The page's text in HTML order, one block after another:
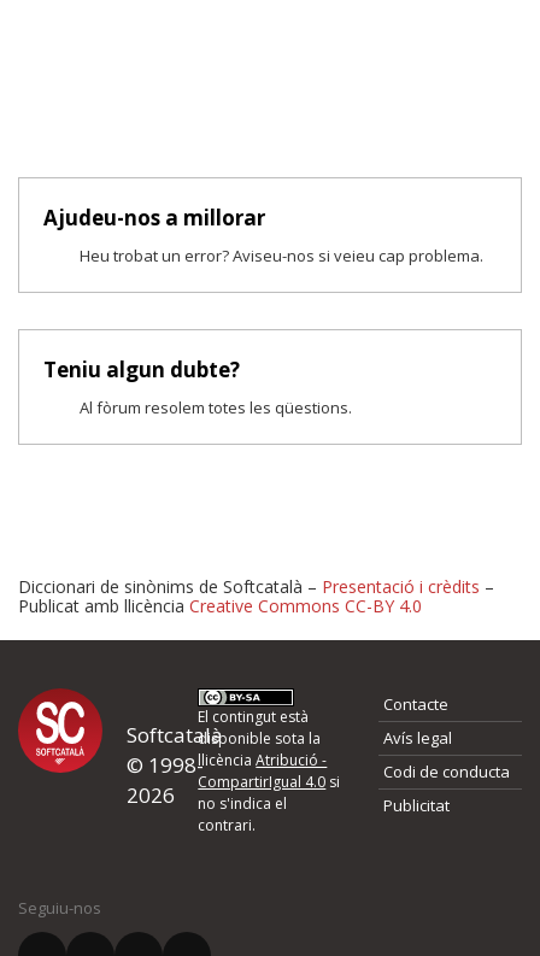
Ajudeu-nos a millorar
Heu trobat un error? Aviseu-nos si veieu cap problema.
Teniu algun dubte?
Al fòrum resolem totes les qüestions.
Proposeu-nos millores o
d'errors
Si heu trobat un error o voleu proposar alguna millora, ompliu els
quina és la millora que proposeu o l'error del qual voleu informar-
Diccionari de sinònims de Softcatalà – Presentació i crèdits –
Publicat amb llicència Creative Commons CC-BY 4.0
Softcatalà
© 1998-
2026
El contingut està
disponible sota la
llicènciaAtribució -
CompartirIgual 4.0 si
no s'indica el
contrari.
Contacte
Avís legal
Codi de conducta
Publicitat
Seguiu-nos